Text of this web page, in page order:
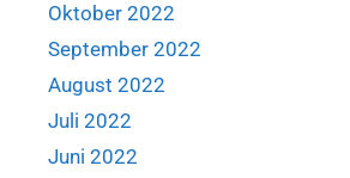
Oktober 2022
September 2022
August 2022
Juli 2022
Juni 2022